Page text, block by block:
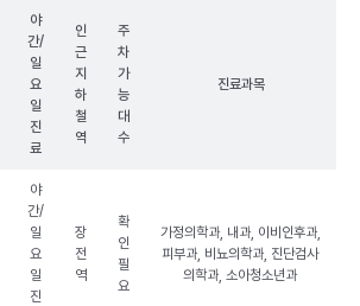
야
간/
일
요
일
진
료
인
근
지
하
철
역
주
차
가
능
대
수
진료과목
야
간/
일
요
일
진
장
전
역
확
인
필
요
가정의학과, 내과, 이비인후과,
피부과, 비뇨의학과, 진단검사
의학과, 소아청소년과